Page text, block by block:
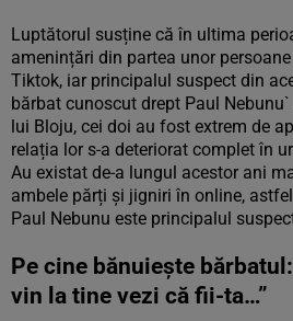
Luptătorul susține că în ultima
amenințări din partea unor
Tiktok, iar principalul suspect din
bărbat cunoscut drept Paul
lui Bloju, cei doi au fost extrem de
relația lor s-a deteriorat complet în
Au existat de-a lungul acestor ani
ambele părți și jigniri în online,
Paul Nebunu este principalul
Pe cine bănuiește
vin la tine vezi că fii-ta…”